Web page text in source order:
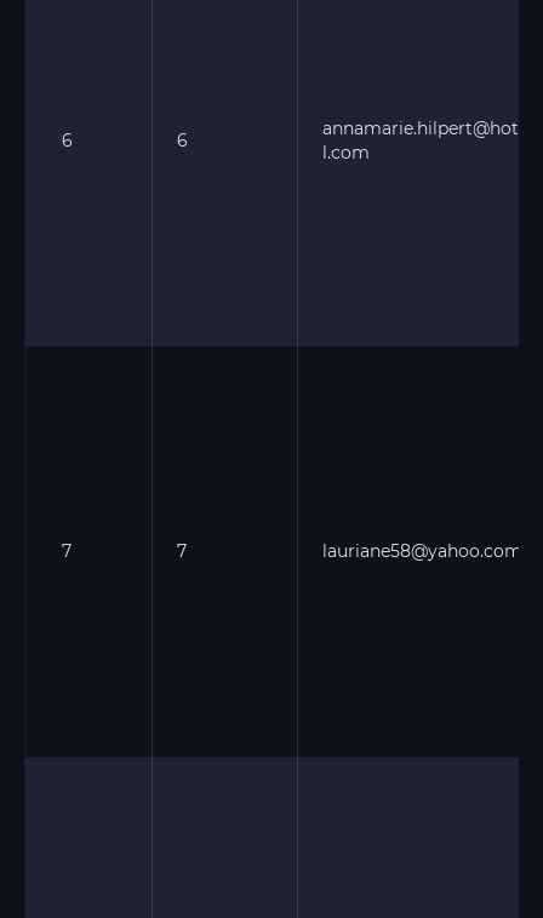
6 6
l.com
7 7 lauriane58@yahoo.com